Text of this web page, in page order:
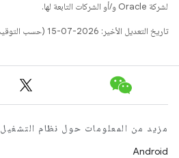
لشركة Oracle و/أو الشركات التابعة لها.
تاريخ التعديل الأخير: 2026-07-15 (حسب التوقيت العالمي المتفَّق عليه)
مزيد من المعلومات حول نظام التشغيل ANDROID
Android